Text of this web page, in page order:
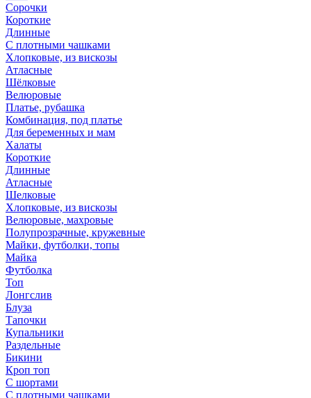
Сорочки
Короткие
Длинные
С плотными чашками
Хлопковые, из вискозы
Атласные
Шёлковые
Велюровые
Платье, рубашка
Комбинация, под платье
Для беременных и мам
Халаты
Короткие
Длинные
Атласные
Шелковые
Хлопковые, из вискозы
Велюровые, махровые
Полупрозрачные, кружевные
Майки, футболки, топы
Майка
Футболка
Топ
Лонгслив
Блуза
Тапочки
Купальники
Раздельные
Бикини
Кроп топ
С шортами
С плотными чашками